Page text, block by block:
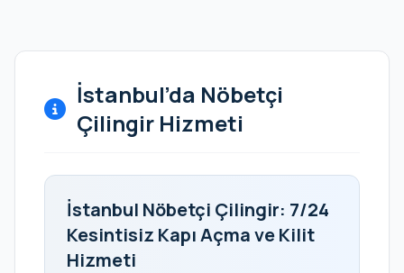
İstanbul’da Nöbetçi
Çilingir Hizmeti
İstanbul Nöbetçi Çilingir: 7/24
Kesintisiz Kapı Açma ve Kilit
Hizmeti